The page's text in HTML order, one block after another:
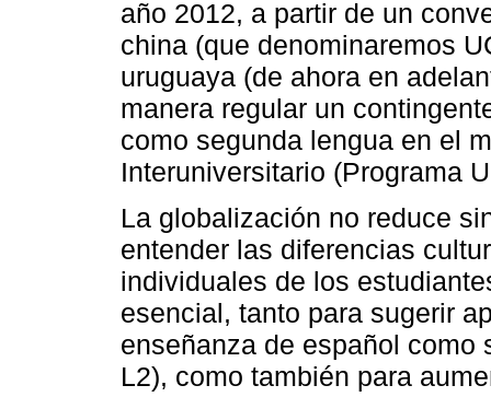
año 2012, a partir de un
china (que denominaremos
uruguaya (de ahora en
manera regular un
como segunda lengua en el
Interuniversitario (Programa
La globalización no reduce
entender las diferencias
individuales de los
esencial, tanto para sugerir
enseñanza de español como
L2), como también para